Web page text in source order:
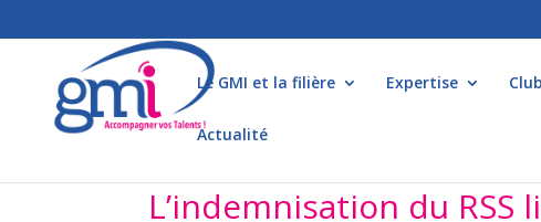
Le GMI et la filière Expertise
Actualité
L’indemnisation du